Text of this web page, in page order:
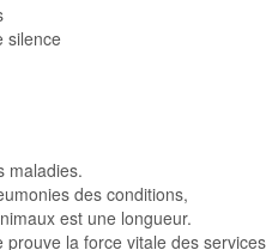
silence
maladies.
des conditions,
est une longueur.
la force vitale des